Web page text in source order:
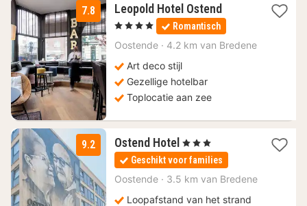
7.8 Leopold Hotel Ostend1
nacht
vanaf
74
, 4 Sterren Romantisch
Oostende · 4.2 km van Bredene
Art deco stijl
Gezellige hotelbar
Toplocatie aan zee
9.2 Ostend Hotel 2
nachten
vanaf
150
, 3 Sterren
Geschikt voor families
Oostende · 3.5 km van Bredene
Loopafstand van het strand